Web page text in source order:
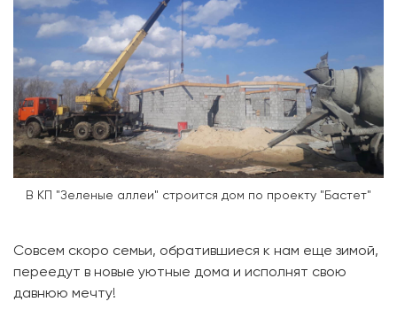
В КП "Зеленые аллеи" строится дом по проекту "Бастет"
Совсем скоро семьи, обратившиеся к нам еще зимой,
переедут в новые уютные дома и исполнят свою
давнюю мечту!